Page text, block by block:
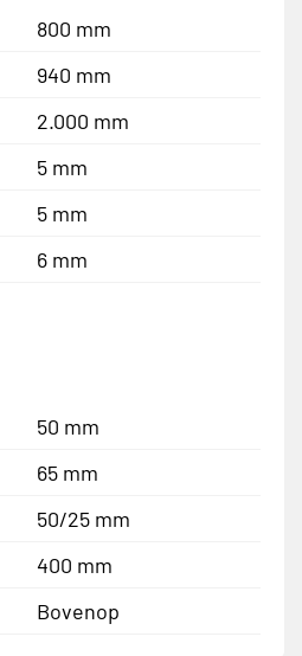
800 mm
940 mm
2.000 mm
5 mm
5 mm
6 mm
50 mm
65 mm
50/25 mm
400 mm
Bovenop